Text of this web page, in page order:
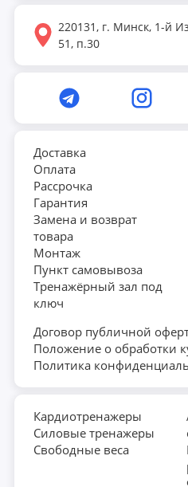
220131, г. Минск, 1-й
51, п.30
Доставка
Оплата
Рассрочка
Гарантия
Замена и возврат
товара
Монтаж
Пункт самовывоза
Тренажёрный зал под
ключ
Договор публичной
Положение о обработки
Политика
Кардиотренажеры
Силовые тренажеры
Свободные веса